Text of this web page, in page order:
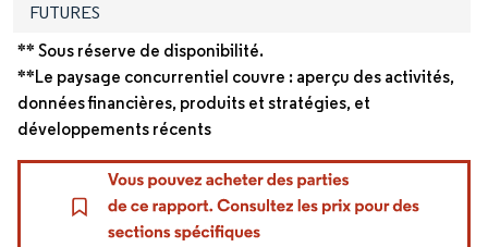
FUTURES
** Sous réserve de disponibilité.
**Le paysage concurrentiel couvre : aperçu des activités,
données financières, produits et stratégies, et
développements récents